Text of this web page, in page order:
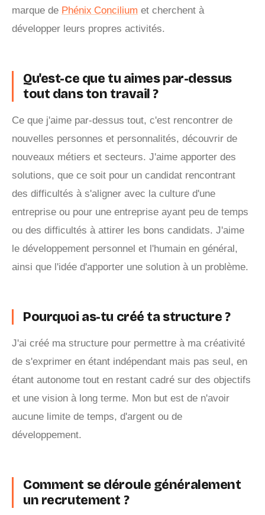
marque de Phénix Concilium et cherchent à
développer leurs propres activités.
Qu'est-ce que tu aimes par-dessus
tout dans ton travail ?
Ce que j'aime par-dessus tout, c'est rencontrer de
nouvelles personnes et personnalités, découvrir de
nouveaux métiers et secteurs. J'aime apporter des
solutions, que ce soit pour un candidat rencontrant
des difficultés à s'aligner avec la culture d'une
entreprise ou pour une entreprise ayant peu de temps
ou des difficultés à attirer les bons candidats. J'aime
le développement personnel et l'humain en général,
ainsi que l'idée d'apporter une solution à un problème.
Pourquoi as-tu créé ta structure ?
J'ai créé ma structure pour permettre à ma créativité
de s'exprimer en étant indépendant mais pas seul, en
étant autonome tout en restant cadré sur des objectifs
et une vision à long terme. Mon but est de n'avoir
aucune limite de temps, d'argent ou de
développement.
Comment se déroule généralement
un recrutement ?